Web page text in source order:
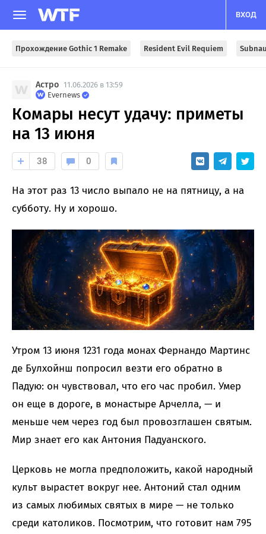
ВХОД
Прохождение Gothic 1 Remake Resident Evil Requiem
Астро 11.06.2026 в 13:59
Evernews
Комары несут удачу: приметы
на 13 июня
38 0
На этот раз 13 число выпало не на пятницу, а на
субботу. Ну и хорошо.
Утром 13 июня 1231 года монах Фернандо Мартинс
де Булхойнш попросил везти его обратно в
Падую: он чувствовал, что его час пробил. Умер
он еще в дороге, в монастыре Арчелла, — и
меньше чем через год был провозглашен святым.
Мир знает его как Антония Падуанского.
Церковь не могла предположить, какой народный
культ вырастет вокруг нее. Антоний стал одним
из самых любимых святых в мире — не только
среди католиков. Посмотрим, что готовит нам 795